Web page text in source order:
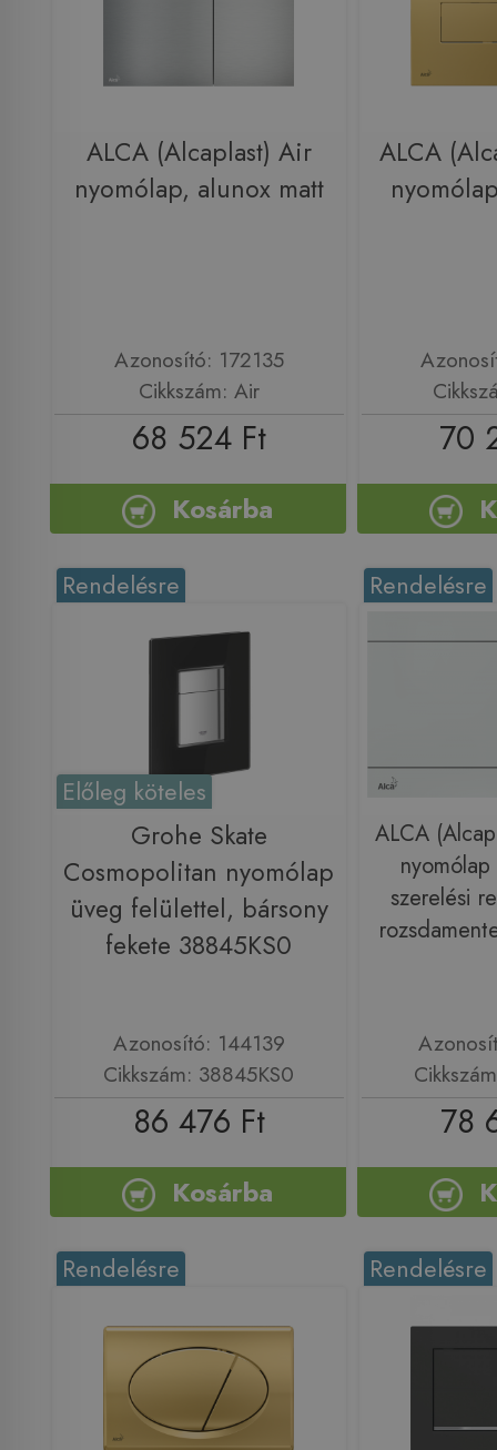
ALCA (Alcaplast) Air
nyomólap, alunox matt
Azonosító: 172135
Cikkszám: Air
68 524 Ft
Kosárba
ALCA
70
Rendelésre
Előleg köteles
Grohe Skate
Cosmopolitan nyomólap
üveg felülettel, bársony
fekete 38845KS0
Azonosító: 144139
Cikkszám: 38845KS0
86 476 Ft
Kosárba
Rendelésre
ALCA
szerelési
78
Rendelésre Rendelésre